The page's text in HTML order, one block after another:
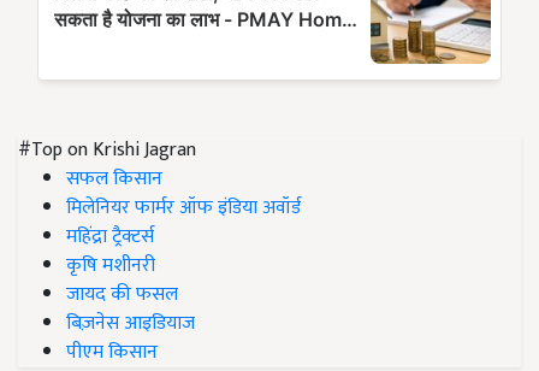
#Top on Krishi Jagran
सफल किसान
मिलेनियर फार्मर ऑफ इंडिया अवॉर्ड
महिंद्रा ट्रैक्टर्स
कृषि मशीनरी
जायद की फसल
बिज़नेस आइडियाज
पीएम किसान